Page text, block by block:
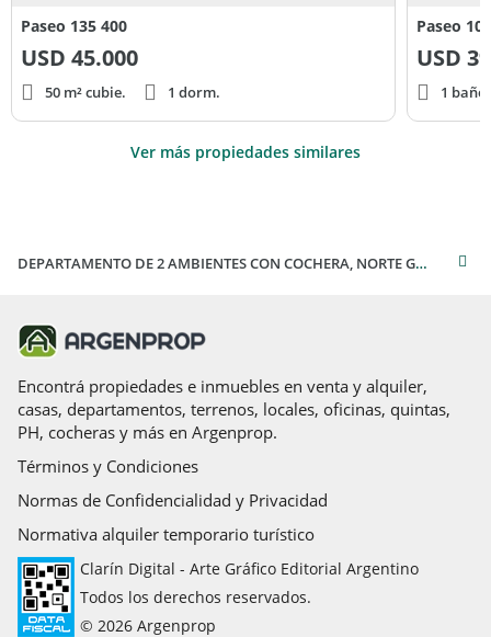
Paseo 135 400
USD 45.000
50 m² cubie. 1 dorm.
Paseo
USD
1 baño
Ver más propiedades similares
DEPARTAMENTO DE 2 AMBIENTES CON COCHERA, NORTE GESELL
Encontrá propiedades e inmuebles en venta y alquiler,
casas, departamentos, terrenos, locales, oficinas, quintas,
PH, cocheras y más en Argenprop.
Términos y Condiciones
Normas de Confidencialidad y Privacidad
Normativa alquiler temporario turístico
Clarín Digital - Arte Gráfico Editorial Argentino
Todos los derechos reservados.
© 2026 Argenprop